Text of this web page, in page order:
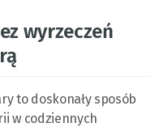
wyrzeczeń
to doskonały sposób
w codziennych